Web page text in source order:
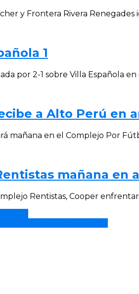
y Frontera Rivera Renegades
1
por 2-1 sobre Villa Española en
a Alto Perú en
mañana en el Complejo Por
mañana en
Rentistas, Cooper